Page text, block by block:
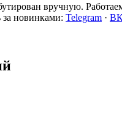
вручную.
за новинками: Telegram ·